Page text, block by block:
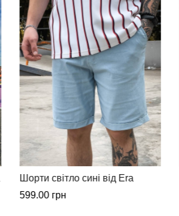
Шорти сірі від Era
599.00 грн